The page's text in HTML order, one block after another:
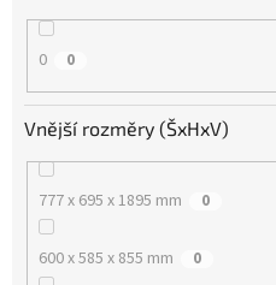
0 0
Vnější rozměry (ŠxHxV)
777 x 695 x 1895 mm 0
600 x 585 x 855 mm 0